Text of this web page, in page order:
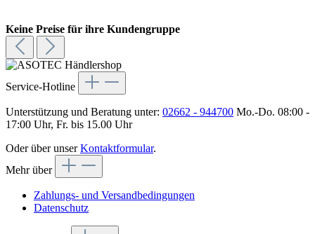
Keine Preise für ihre Kundengruppe
Service-Hotline
Unterstützung und Beratung unter: 02662 - 944700 Mo.-Do. 08:00 -
17:00 Uhr, Fr. bis 15.00 Uhr
Oder über unserKontaktformular.
Mehr über
Zahlungs- und Versandbedingungen
Datenschutz